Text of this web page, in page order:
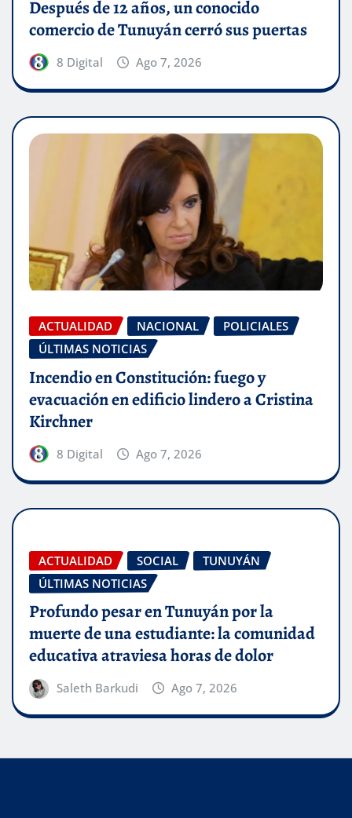
Después de 12 años, un conocido
comercio de Tunuyán cerró sus puertas
8 Digital Ago 7, 2026
ACTUALIDAD NACIONAL
POLICIALES
ÚLTIMAS NOTICIAS
Incendio en Constitución: fuego y
evacuación en edificio lindero a Cristina
Kirchner
8 Digital Ago 7, 2026
ACTUALIDAD SOCIAL
TUNUYÁN
ÚLTIMAS NOTICIAS
Profundo pesar en Tunuyán por la
muerte de una estudiante: la comunidad
educativa atraviesa horas de dolor
Saleth Barkudi Ago 7, 2026